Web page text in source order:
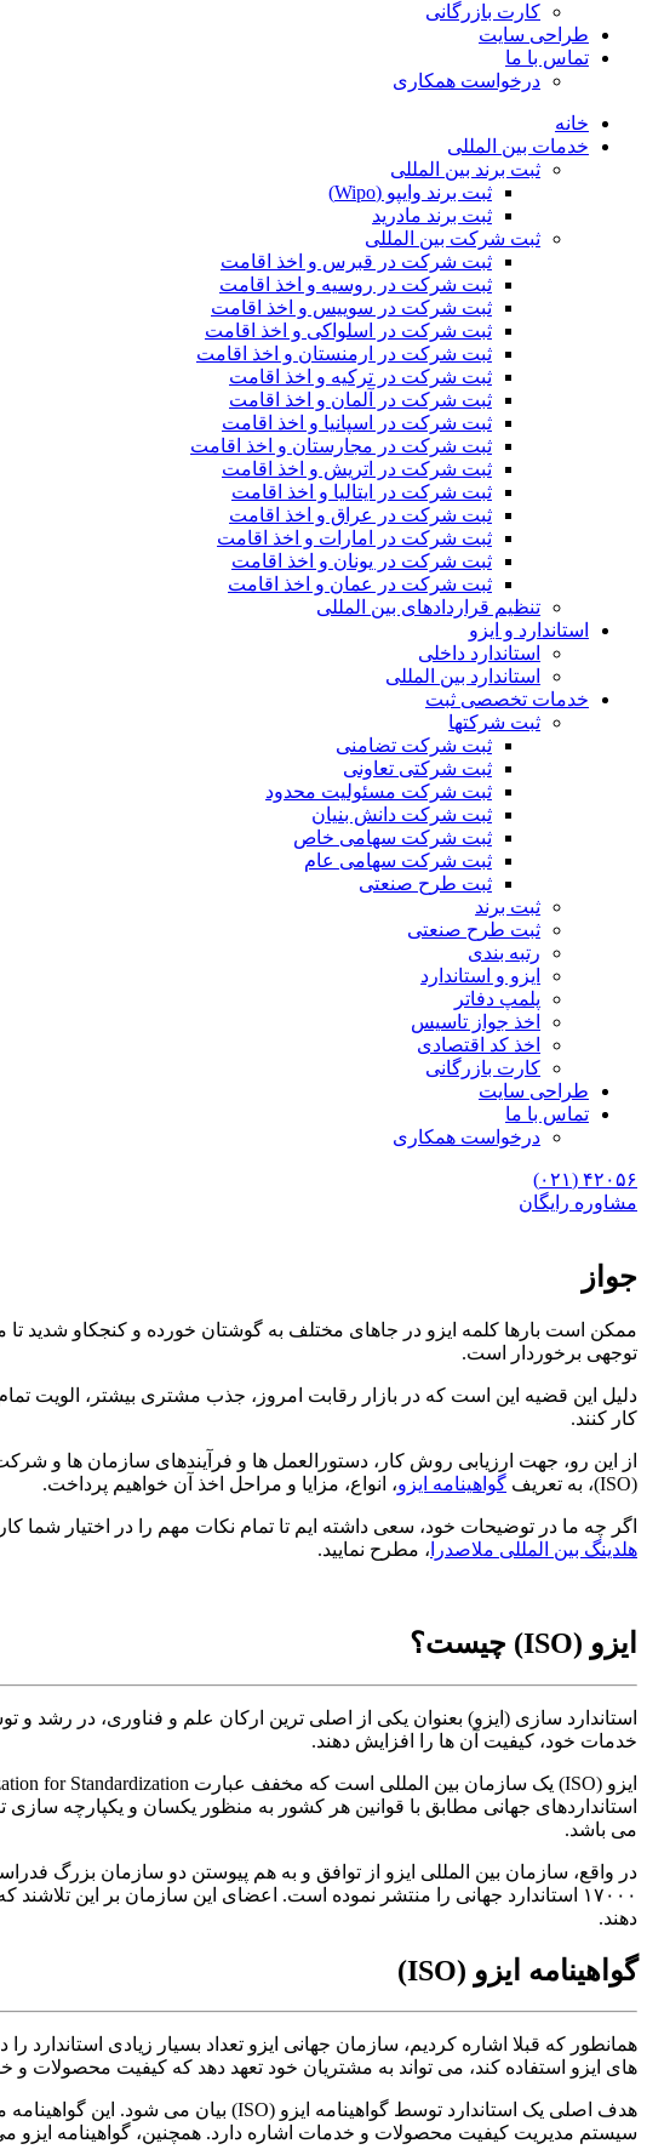
کارت بازرگانی
طراحی سایت
تماس با ما
درخواست همکاری
خانه
خدمات بین المللی
ثبت برند بین المللی
ثبت برند وایپو (Wipo)
ثبت برند مادرید
ثبت شرکت بین المللی
ثبت شرکت در قبرس و اخذ اقامت
ثبت شرکت در روسیه و اخذ اقامت
ثبت شرکت در سوییس و اخذ اقامت
ثبت شرکت در اسلواکی و اخذ اقامت
ثبت شرکت در ارمنستان و اخذ اقامت
ثبت شرکت در ترکیه و اخذ اقامت
ثبت شرکت در آلمان و اخذ اقامت
ثبت شرکت در اسپانیا و اخذ اقامت
ثبت شرکت در مجارستان و اخذ اقامت
ثبت شرکت در اتریش و اخذ اقامت
ثبت شرکت در ایتالیا و اخذ اقامت
ثبت شرکت در عراق و اخذ اقامت
ثبت شرکت در امارات و اخذ اقامت
ثبت شرکت در یونان و اخذ اقامت
ثبت شرکت در عمان و اخذ اقامت
تنظیم قراردادهای بین المللی
استاندارد و ایزو
استاندارد داخلی
استاندارد بین المللی
خدمات تخصصی ثبت
ثبت شرکتها
ثبت شرکت تضامنی
ثبت شرکتی تعاونی
ثبت شرکت مسئولیت محدود
ثبت شرکت دانش بنیان
ثبت شرکت سهامی خاص
ثبت شرکت سهامی عام
ثبت طرح صنعتی
ثبت برند
ثبت طرح صنعتی
رتبه بندی
ایزو و استاندارد
پلمپ دفاتر
اخذ جواز تاسیس
اخذ کد اقتصادی
کارت بازرگانی
طراحی سایت
تماس با ما
درخواست همکاری
۴۲۰۵۶ (۰۲۱)
مشاوره رایگان
جواز
ممکن است بارها کلمه ایزو در جاهای مختلف به گوشتان خورده و کنجکاو شدید تا
توجهی برخوردار است.
دلیل این قضیه این است که در بازار رقابت امروز، جذب مشتری بیشتر، الویت
کار کنند.
از این رو، جهت ارزیابی روش کار، دستورالعمل ها و فرآیندهای سازمان ها و
(ISO)، به تعریف
گواهینامه ایزو، انواع، مزایا و مراحل اخذ آن خواهیم پرداخت.
اگر چه ما در توضیحات خود، سعی داشته ایم تا تمام نکات مهم را در اختیار شما
هلدینگ بین المللی ملاصدرا ، مطرح نمایید.
ایزو (ISO) چیست؟
استاندارد سازی (ایزو) بعنوان یکی از اصلی ترین ارکان علم و فناوری، در رشد
خدمات خود، کیفیت آن ها را افزایش دهند.
استانداردهای جهانی مطابق با قوانین هر کشور به منظور یکسان و یکپارچه
می باشد.
در واقع، سازمان بین المللی ایزو از توافق و به هم پیوستن دو سازمان بزرگ
۱۷۰۰۰ استاندارد جهانی را منتشر نموده است. اعضای این سازمان بر این
دهند.
گواهینامه ایزو (ISO)
همانطور که قبلا اشاره کردیم، سازمان جهانی ایزو تعداد بسیار زیادی استاندارد
های ایزو استفاده کند، می تواند به مشتریان خود تعهد دهد که کیفیت محصولات و
سیستم مدیریت کیفیت محصولات و خدمات اشاره دارد. همچنین، گواهینامه ایزو